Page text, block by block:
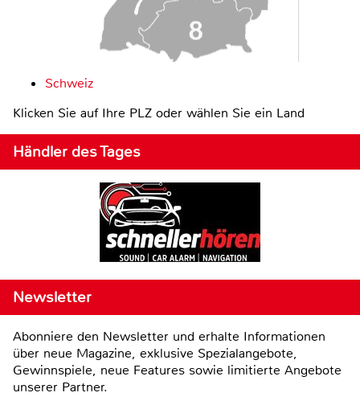
Schweiz
Klicken Sie auf Ihre PLZ oder wählen Sie ein Land
Händler des Tages
Newsletter
Abonniere den Newsletter und erhalte Informationen
über neue Magazine, exklusive Spezialangebote,
Gewinnspiele, neue Features sowie limitierte Angebote
unserer Partner.